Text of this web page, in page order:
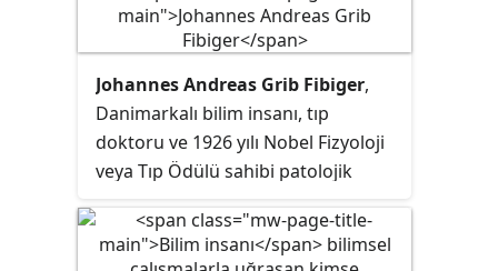
Dünya Savaşında annesiyle birlikte
hemşire radyografi olarak çalıştı.
Johannes Andreas Grib Fibiger,
Danimarkalı bilim insanı, tıp
doktoru ve 1926 yılı Nobel Fizyoloji
veya Tıp Ödülü sahibi patolojik
ve sıçanlarda kansere neden olan
Spiroptera carcinoma denilen bir